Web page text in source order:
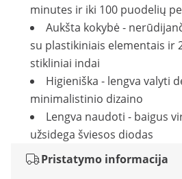
minutes ir iki 100 puodelių
Aukšta kokybė -
su plastikiniais elementais ir
stikliniai indai
Higieniška - lengva valyti
minimalistinio dizaino
Lengva naudoti - baigus
užsidega šviesos diodas
Pristatymo informacija